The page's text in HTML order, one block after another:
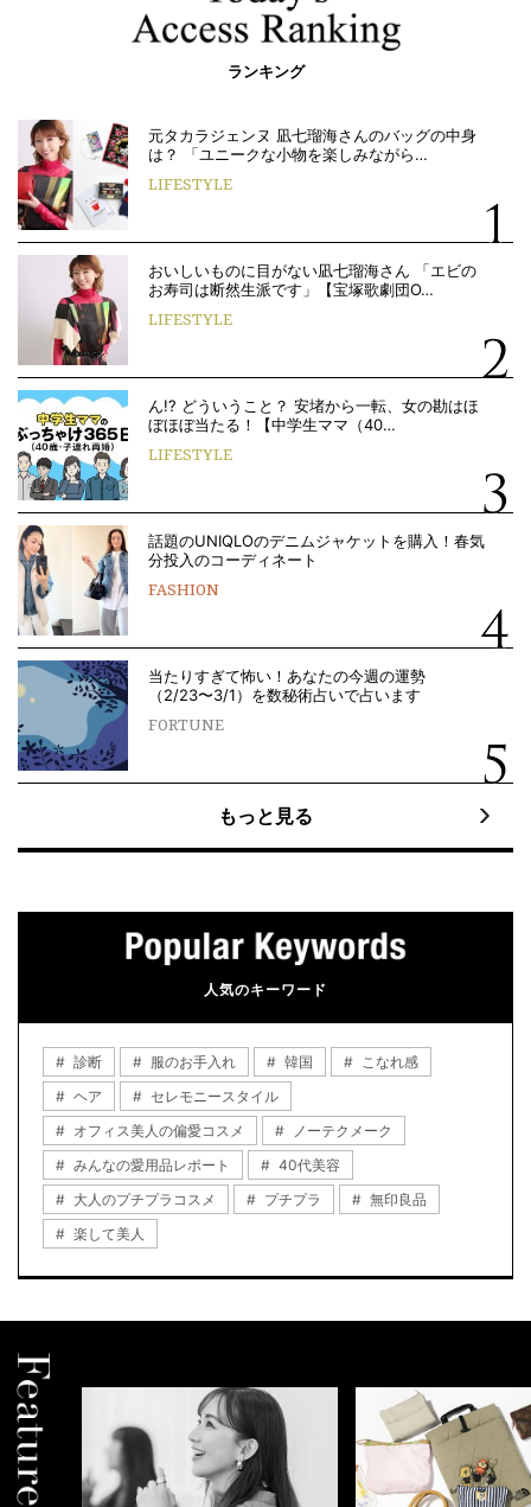
ランキング
元タカラジェンヌ 凪七瑠海さんのバッグの中身
は？ 「ユニークな小物を楽しみながら…
LIFESTYLE
おいしいものに目がない凪七瑠海さん 「エビの
お寿司は断然生派です」【宝塚歌劇団O…
LIFESTYLE
ん!? どういうこと？ 安堵から一転、女の勘はほ
ぼほぼ当たる！【中学生ママ（40…
LIFESTYLE
話題のUNIQLOのデニムジャケットを購入！春気
分投入のコーディネート
FASHION
当たりすぎて怖い！あなたの今週の運勢
（2/23〜3/1）を数秘術占いで占います
FORTUNE
もっと見る
人気のキーワード
診断 服のお手入れ 韓国
こなれ感
ヘア
セレモニースタイル
オフィス美人の偏愛コスメ
ノーテクメーク
みんなの愛用品レポート
40代美容
大人のプチプラコスメ
プチプラ
無印良品
楽して美人